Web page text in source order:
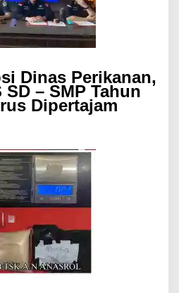
Dinas Perikanan,
– SMP Tahun
Dipertajam